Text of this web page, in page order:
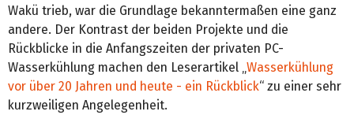
Wakü trieb, war die Grundlage bekanntermaßen eine ganz
andere. Der Kontrast der beiden Projekte und die
Rückblicke in die Anfangszeiten der privaten PC-
Wasserkühlung machen den Leserartikel „ Wasserkühlung
vor über 20 Jahren und heute - ein Rückblick“ zu einer sehr
kurzweiligen Angelegenheit.